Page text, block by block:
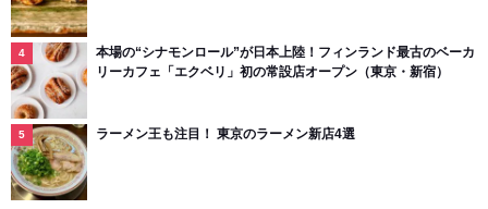
本場の“シナモンロール”が日本上陸！フィンランド最古のベーカ
リーカフェ「エクベリ」初の常設店オープン（東京・新宿）
ラーメン王も注目！ 東京のラーメン新店4選